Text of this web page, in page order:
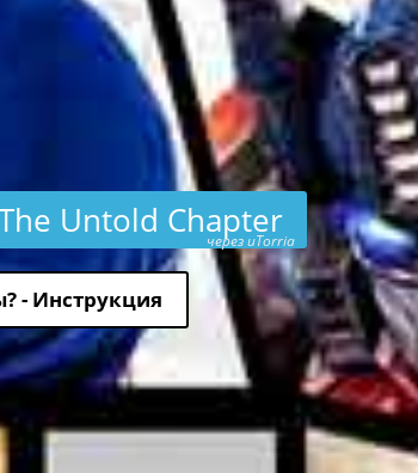
Untold Chapter
через uTorria
- Инструкция